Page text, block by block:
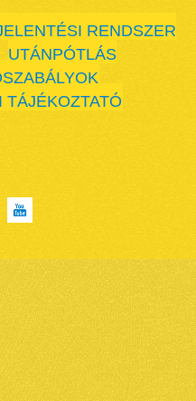
RENDSZER
UTÁNPÓTLÁS
TÁJÉKOZTATÓ